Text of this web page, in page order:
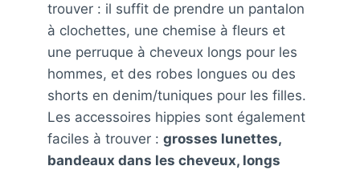
trouver : il suffit de prendre un pantalon
à clochettes, une chemise à fleurs et
une perruque à cheveux longs pour les
hommes, et des robes longues ou des
shorts en denim/tuniques pour les filles.
Les accessoires hippies sont également
faciles à trouver : grosses lunettes,
bandeaux dans les cheveux, longs